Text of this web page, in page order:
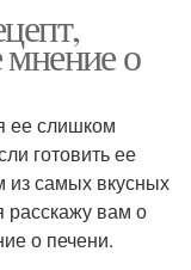
о
ее слишком
готовить ее
из самых вкусных
расскажу вам о
о печени.